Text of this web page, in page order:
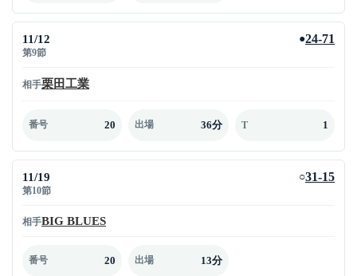
11/12
第9節
●24-71
相手栗田工業
番号 20 出場 36分 T 1
11/19
第10節
○31-15
相手BIG BLUES
番号 20 出場 13分